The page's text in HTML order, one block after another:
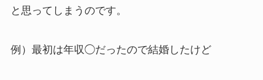
と思ってしまうのです。
例）最初は年収◯だったので結婚したけど